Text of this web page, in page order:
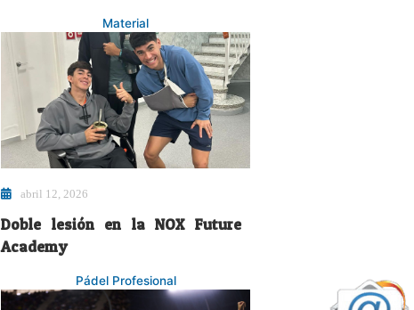
Material
abril 12, 2026
Doble lesión en la NOX Future
Academy
Pádel Profesional